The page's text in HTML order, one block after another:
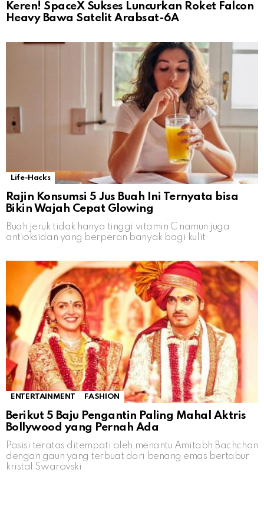
Keren! SpaceX Sukses Luncurkan Roket Falcon
Heavy Bawa Satelit Arabsat-6A
Life-Hacks
Rajin Konsumsi 5 Jus Buah Ini Ternyata bisa
Bikin Wajah Cepat Glowing
Buah jeruk tidak hanya tinggi vitamin C namun juga
antioksidan yang berperan banyak bagi kulit
ENTERTAINMENT FASHION
Berikut 5 Baju Pengantin Paling Mahal Aktris
Bollywood yang Pernah Ada
Posisi teratas ditempati oleh menantu Amitabh Bachchan
dengan gaun yang terbuat dari benang emas bertabur
kristal Swarovski